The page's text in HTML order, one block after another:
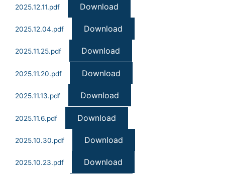
2025.12.11.pdf Download
2025.12.04.pdf Download
2025.11.25.pdf Download
2025.11.20.pdf Download
2025.11.13.pdf Download
2025.11.6.pdf Download
2025.10.30.pdf Download
2025.10.23.pdf Download